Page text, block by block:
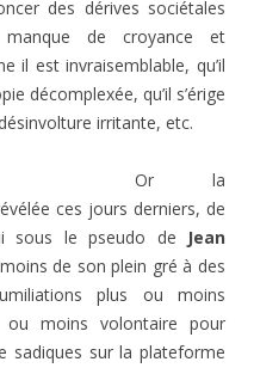
des dérives sociétales
de croyance et
il est invraisemblable, qu’il
décomplexée, qu’il s’érige
irritante, etc.
Or la
ces jours derniers, de
sous le pseudo de
Jean
de son plein gré à des
plus ou moins
ou moins volontaire pour
sadiques sur la plateforme